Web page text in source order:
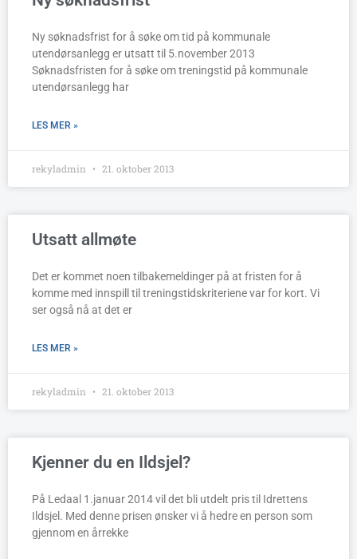
Ny søknadsfrist for å søke om tid på kommunale
utendørsanlegg er utsatt til 5.november 2013
Søknadsfristen for å søke om treningstid på kommunale
utendørsanlegg har
LES MER »
rekyladmin 21. oktober 2013
Utsatt allmøte
Det er kommet noen tilbakemeldinger på at fristen for å
komme med innspill til treningstidskriteriene var for kort. Vi
ser også nå at det er
LES MER »
rekyladmin 21. oktober 2013
Kjenner du en Ildsjel?
På Ledaal 1.januar 2014 vil det bli utdelt pris til Idrettens
Ildsjel. Med denne prisen ønsker vi å hedre en person som
gjennom en årrekke